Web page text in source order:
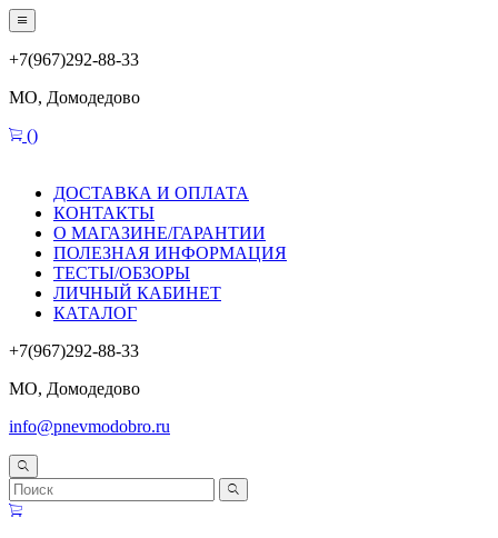
+7(967)292-88-33
МО, Домодедово
()
ДОСТАВКА И ОПЛАТА
КОНТАКТЫ
О МАГАЗИНЕ/ГАРАНТИИ
ПОЛЕЗНАЯ ИНФОРМАЦИЯ
ТЕСТЫ/ОБЗОРЫ
ЛИЧНЫЙ КАБИНЕТ
КАТАЛОГ
+7(967)292-88-33
МО, Домодедово
info@pnevmodobro.ru